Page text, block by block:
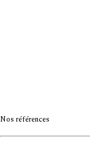
Nos références